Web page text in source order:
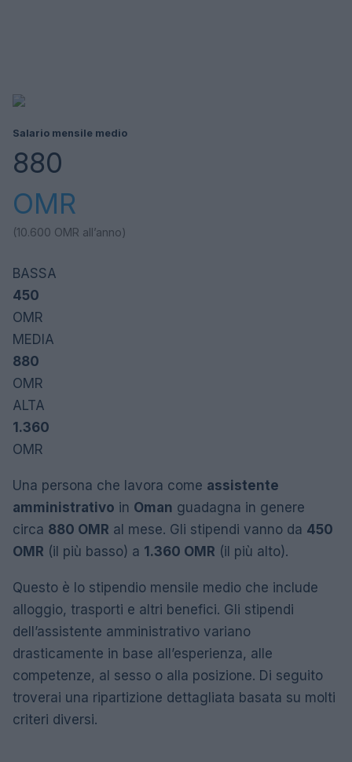
Salario mensile medio
880
OMR
(10.600 OMR all’anno)
BASSA
450
OMR
MEDIA
880
OMR
ALTA
1.360
OMR
Una persona che lavora come assistente
amministrativo in Oman guadagna in genere
circa 880 OMR al mese. Gli stipendi vanno da 450
OMR (il più basso) a 1.360 OMR (il più alto).
Questo è lo stipendio mensile medio che include
alloggio, trasporti e altri benefici. Gli stipendi
dell’assistente amministrativo variano
drasticamente in base all’esperienza, alle
competenze, al sesso o alla posizione. Di seguito
troverai una ripartizione dettagliata basata su molti
criteri diversi.